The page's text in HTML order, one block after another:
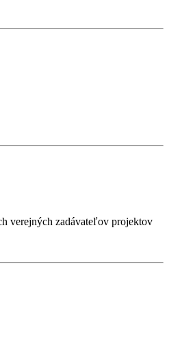
verejných zadávateľov projektov